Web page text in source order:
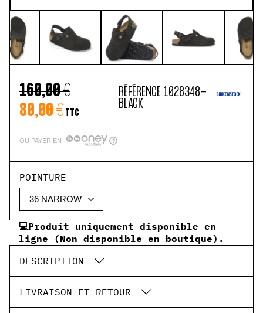
160,00 €
80,00 € TTC
OU PAYER EN
RÉFÉRENCE 1028348-
BLACK
POINTURE
💻Produit uniquement disponible en
ligne (Non disponible en boutique).
DESCRIPTION
LIVRAISON ET RETOUR